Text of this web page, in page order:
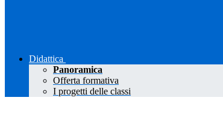
Didattica
Panoramica
Offerta formativa
I progetti delle classi